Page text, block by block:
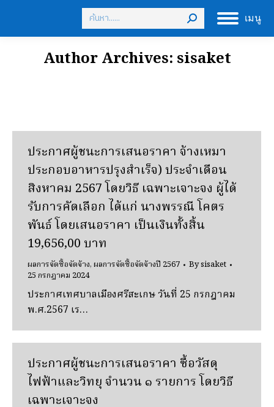
เมนู
Search:
Author Archives: sisaket
ประกาศผู้ชนะการเสนอราคา จ้างเหมา
ประกอบอาหารปรุงสําเร็จ) ประจําเดือน
สิงหาคม 2567 โดยวิธี เฉพาะเจาะจง ผู้ได้
รับการคัดเลือก ได้แก่ นางพรรณี โคตร
พันธ์ โดยเสนอราคา เป็นเงินทั้งสิ้น
19,656,00 บาท
ผลการจัดซื้อจัดจ้าง,ผลการจัดซื้อจัดจ้างปี 2567 Bysisaket
25 กรกฎาคม 2024
ประกาศเทศบาลเมืองศรีสะเกษ วันที่ 25 กรกฎาคม
พ.ศ.2567 เร…
ประกาศผู้ชนะการเสนอราคา ซื้อวัสดุ
ไฟฟ้าและวิทยุ จํานวน ๑ รายการ โดยวิธี
เฉพาะเจาะจง